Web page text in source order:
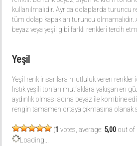
kullanılmalıdır. Ayrıca dolaplarda turuncu
tüm dolap kapakları turuncu olmamalıdır.
beyaz veya yeşil gibi farklı renkleri tercih
Yeşil
Yeşil renk insanlara mutluluk veren renkler
fıstık yeşili tonları mutfaklara yakışan en
aydınlık olması adına beyaz ile kombine
rengin tamamen ortaya çıkmasına olanak
(1 votes, average: 5,00 out of
Loading...